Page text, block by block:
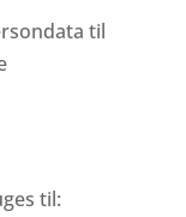
til
til: